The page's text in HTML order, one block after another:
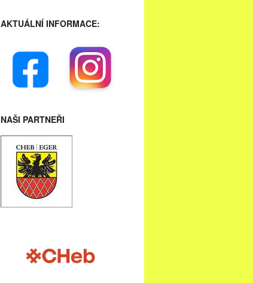
AKTUÁLNÍ INFORMACE:
NAŠI PARTNEŘI